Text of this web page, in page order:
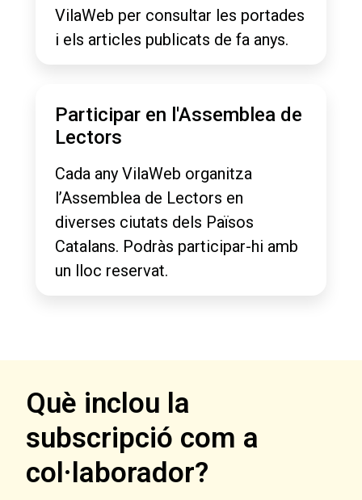
VilaWeb per consultar les portades
i els articles publicats de fa anys.
Participar en l'Assemblea de
Lectors
Cada any VilaWeb organitza
l’Assemblea de Lectors en
diverses ciutats dels Països
Catalans. Podràs participar-hi amb
un lloc reservat.
Què inclou la
subscripció com a
col·laborador?